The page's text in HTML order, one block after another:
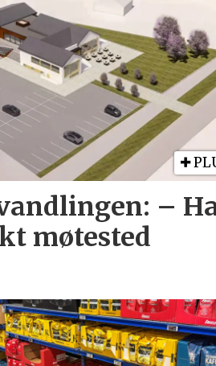
–
møtested